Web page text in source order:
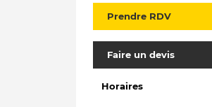
Prendre RDV
Faire un devis
Horaires